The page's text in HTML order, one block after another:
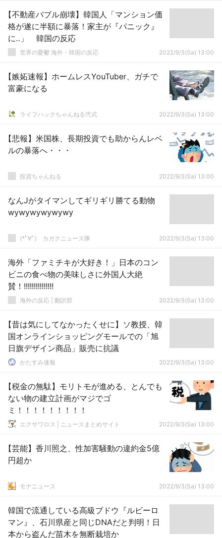
【不動産バブル崩壊】韓国人「マンション価
格が遂に半額に暴落！家主が『パニック』
に‥」 韓国の反応
世界の憂鬱 海外・韓国の反応 2022/9/3(Sa) 13:00
【嫉妬速報】ホームレスYouTuber、ガチで
富豪になる
ライフハックちゃんねる弐式 2022/9/3(Sa) 13:00
【悲報】米国株、長期投資でも助からんレベ
ルの暴落へ・・・
投資ちゃんねる 2022/9/3(Sa) 13:00
なんJがタイマンしてギリギリ勝てる動物
wywywywywywy
(*ﾟ∀ﾟ)ゞカガクニュース隊 2022/9/3(Sa) 13:00
海外「ファミチキが大好き！」日本のコン
ビニの食べ物の美味しさに外国人大絶
賛！!!!!!!!!!!!!!!!
海外の反応 | 翻訳部 2022/9/3(Sa) 13:00
【昔は気にしてなかったくせに】ソ教授、韓
国オンラインショッピングモールでの「旭
日旗デザイン商品」販売に抗議
かたすみ速報 2022/9/3(Sa) 13:00
【税金の無駄】モリトモが進める、とんでも
ない物の建立計画がマジでゴ
ミ！！！！！！！！！
エクサワロス | ニュースまとめサイト 2022/9/3(Sa) 13:00
【芸能】香川照之、性加害騒動の違約金5億
円超か
モナニュース 2022/9/3(Sa) 13:00
韓国で流通している高級ブドウ『ルビーロ
マン』、石川県産と同じDNAだと判明！日
本から盗んだ苗木を無断栽培か